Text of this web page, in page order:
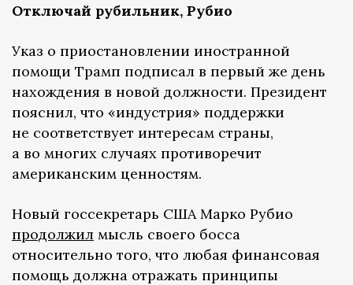
Отключай рубильник, Рубио
Указ о приостановлении иностранной
помощи Трамп подписал в первый же день
нахождения в новой должности. Президент
пояснил, что «индустрия» поддержки
не соответствует интересам страны,
а во многих случаях противоречит
американским ценностям.
Новый госсекретарь США Марко Рубио
продолжил мысль своего босса
относительно того, что любая финансовая
помощь должна отражать принципы